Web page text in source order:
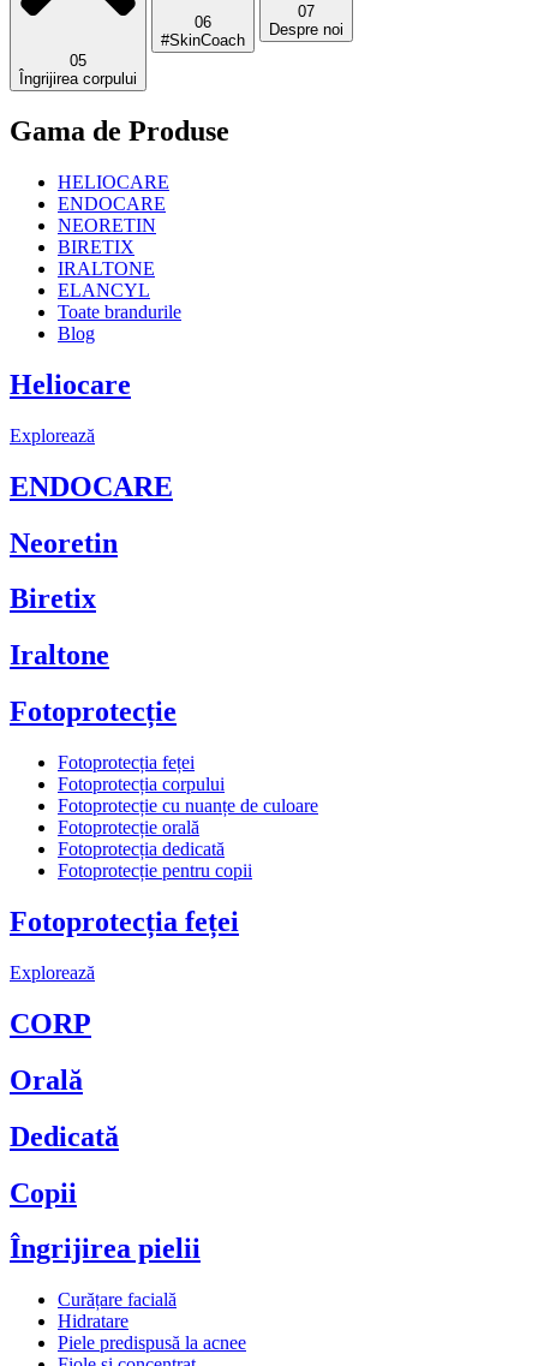
05
Îngrijirea corpului
06
#SkinCoach
07
Despre noi
Gama de Produse
HELIOCARE
ENDOCARE
NEORETIN
BIRETIX
IRALTONE
ELANCYL
Toate brandurile
Blog
Heliocare
Explorează
ENDOCARE
Neoretin
Biretix
Iraltone
Fotoprotecție
Fotoprotecția feței
Fotoprotecția corpului
Fotoprotecție cu nuanțe de culoare
Fotoprotecție orală
Fotoprotecția dedicată
Fotoprotecție pentru copii
Fotoprotecția feței
Explorează
CORP
Orală
Dedicată
Copii
Îngrijirea pielii
Curățare facială
Hidratare
Piele predispusă la acnee